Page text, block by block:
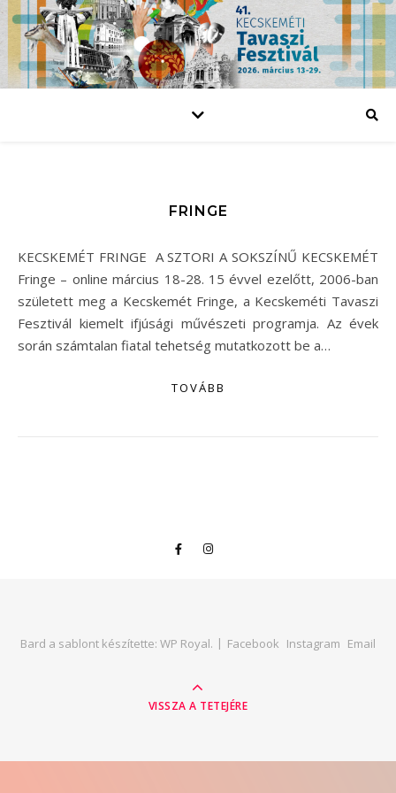
FRINGE
KECSKEMÉT FRINGE A SZTORI A SOKSZÍNŰ KECSKEMÉT
Fringe – online március 18-28. 15 évvel ezelőtt, 2006-ban
született meg a Kecskemét Fringe, a Kecskeméti Tavaszi
Fesztivál kiemelt ifjúsági művészeti programja. Az évek
során számtalan fiatal tehetség mutatkozott be a…
TOVÁBB
Bard a sablont készítette: WP Royal. Facebook Instagram Email
VISSZA A TETEJÉRE